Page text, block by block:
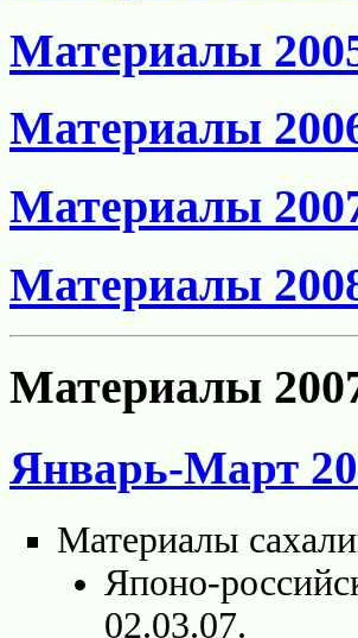
Материалы
Материалы
Материалы
Материалы
Материалы
Январь-Март
Материалы
Японо-
02.03.07.